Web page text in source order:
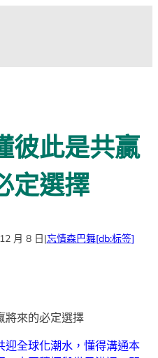
彼此是共贏
定選擇
月 8 日|忘情森巴舞[db:标签]
將來的必定選擇
迎全球化潮水，懂得溝通本